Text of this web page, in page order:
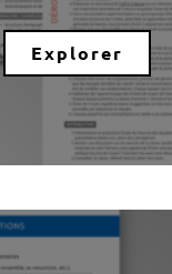
Explorer